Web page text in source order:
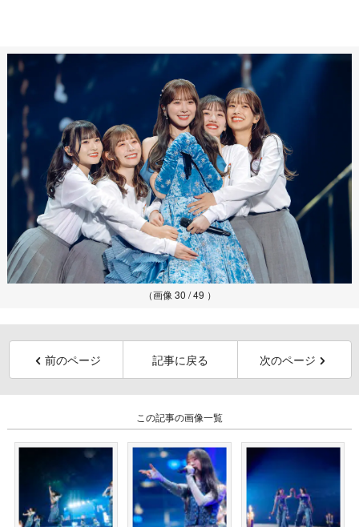
（画像 30 / 49 ）
前のページ 記事に戻る 次のページ
この記事の画像一覧